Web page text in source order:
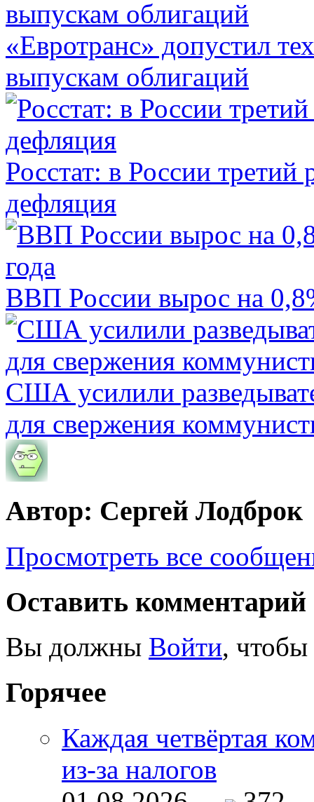
«Евротранс» допустил
выпускам облигаций
Росстат: в России третий
дефляция
ВВП России вырос на
США усилили
для свержения
Автор: Сергей Лодброк
Просмотреть все
Оставить комментарий
Вы должны Войти, чтобы
Горячее
Каждая четвёртая
из-за налогов